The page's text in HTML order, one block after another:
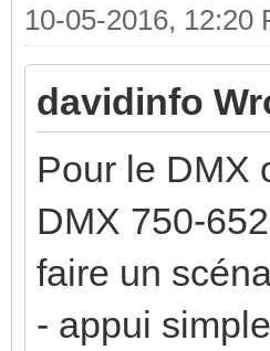
10-05-2016, 12:20
davidinfo
Pour le DMX
DMX 750-
faire un
- appui